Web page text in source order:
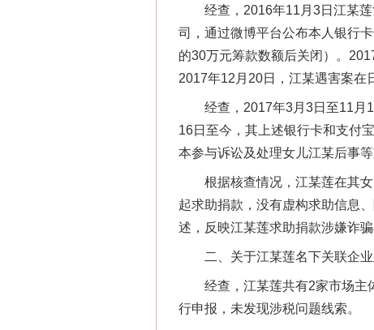
经查，2016年11月3日江某莲
司，通过微博平台公布本人银行
的30万元筹款数额后关闭）。
2017年12月20日，江某遇害案在
经查，2017年3月3日至11月15
16日至今，其上述银行卡和支付
本参与诉讼及处理女儿江某后事
根据核查情况，江某莲在其女
起求助捐款，没有虚构求助信息
述，反映江某莲求助捐款涉嫌诈骗
二、关于江某莲名下关联企业
经查，江某莲共有2家市场主体
行申报，未发现涉税问题线索。